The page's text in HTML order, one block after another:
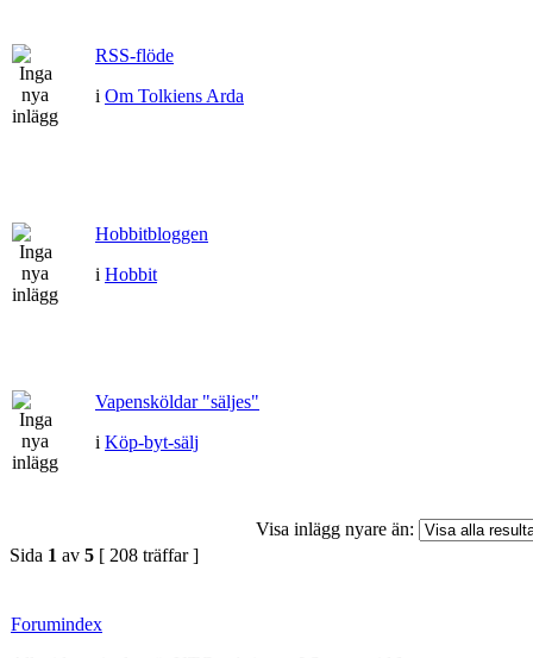
RSS-flöde
i Om Tolkiens Arda
Hobbitbloggen
i Hobbit
Vapensköldar "säljes"
i Köp-byt-sälj
Visa inlägg nyare än:
Sida 1 av 5 [ 208 träffar ]
Forumindex